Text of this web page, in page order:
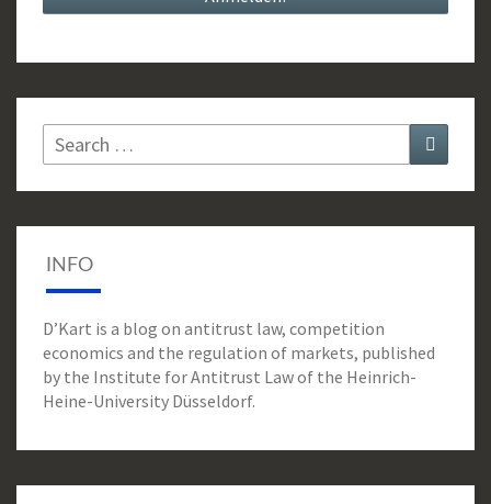
Search
for:
Search
INFO
D’Kart is a blog on antitrust law, competition
economics and the regulation of markets, published
by the Institute for Antitrust Law of the Heinrich-
Heine-University Düsseldorf.